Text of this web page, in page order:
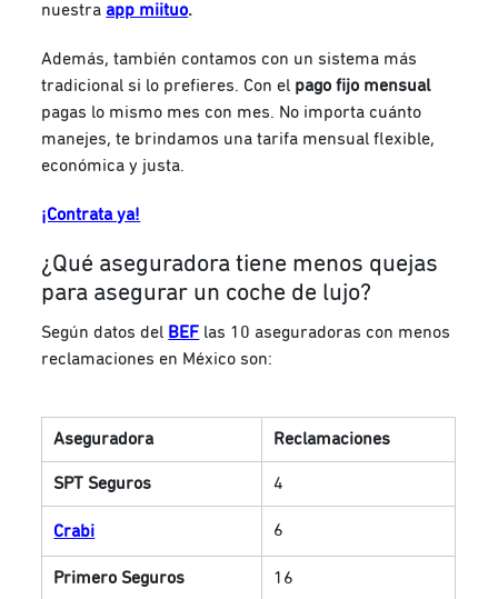
nuestra app miituo.
Además, también contamos con un sistema más
tradicional si lo prefieres. Con el pago fijo mensual
pagas lo mismo mes con mes. No importa cuánto
manejes, te brindamos una tarifa mensual flexible,
económica y justa.
¡Contrata ya!
¿Qué aseguradora tiene menos quejas
para asegurar un coche de lujo?
Según datos del BEF las 10 aseguradoras con menos
reclamaciones en México son:
Aseguradora Reclamaciones
SPT Seguros 4
Crabi 6
Primero Seguros 16